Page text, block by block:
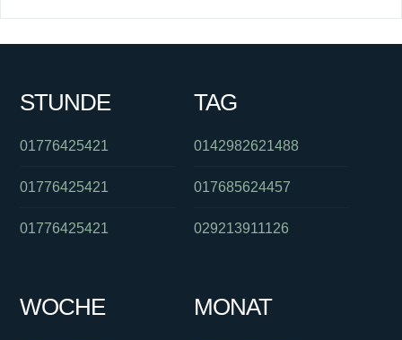
STUNDE
01776425421
01776425421
01776425421
TAG
0142982621488
017685624457
029213911126
WOCHE MONAT